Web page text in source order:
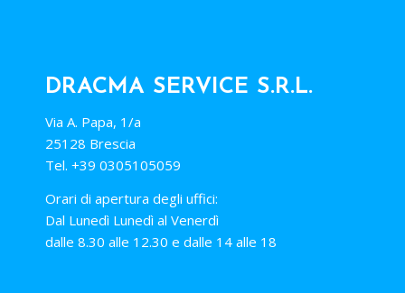
DRACMA SERVICE S.R.L.
Via A. Papa, 1/a
25128 Brescia
Tel. +39 0305105059
Orari di apertura degli uffici:
Dal Lunedì Lunedì al Venerdì
dalle 8.30 alle 12.30 e dalle 14 alle 18